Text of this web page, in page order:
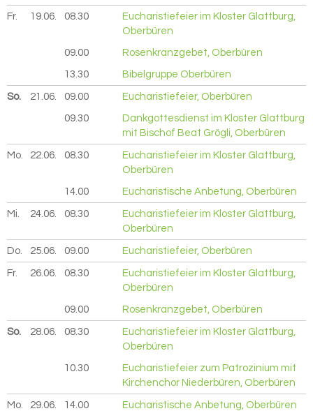
Fr. 19.06. 2026
08.30
Eucharistiefeier im Kloster Glattburg,
Oberbüren
09.00 Rosenkranzgebet, Oberbüren
13.30 Bibelgruppe Oberbüren
So. 21.06. 2026
09.00 Eucharistiefeier, Oberbüren
09.30
Dankgottesdienst im Kloster Glattburg
mit Bischof Beat Grögli, Oberbüren
Mo. 22.06. 2026
08.30
Eucharistiefeier im Kloster Glattburg,
Oberbüren
14.00 Eucharistische Anbetung, Oberbüren
Mi. 24.06. 2026
08.30
Eucharistiefeier im Kloster Glattburg,
Oberbüren
Do. 25.06. 2026
09.00 Eucharistiefeier, Oberbüren
Fr. 26.06. 2026
08.30
Eucharistiefeier im Kloster Glattburg,
Oberbüren
09.00 Rosenkranzgebet, Oberbüren
So. 28.06. 2026
08.30
Eucharistiefeier im Kloster Glattburg,
Oberbüren
10.30
Eucharistiefeier zum Patrozinium mit
Kirchenchor Niederbüren, Oberbüren
Mo. 29.06. 2026
14.00 Eucharistische Anbetung, Oberbüren